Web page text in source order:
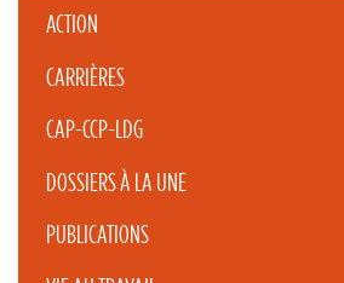
ACTION
CARRIÈRES
CAP-CCP-LDG
DOSSIERS À LA UNE
PUBLICATIONS